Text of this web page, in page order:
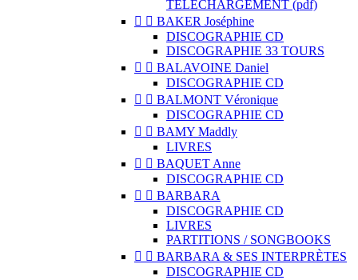
TÉLÉCHARGEMENT (pdf)
  BAKER Joséphine
DISCOGRAPHIE CD
DISCOGRAPHIE 33 TOURS
  BALAVOINE Daniel
DISCOGRAPHIE CD
  BALMONT Véronique
DISCOGRAPHIE CD
  BAMY Maddly
LIVRES
  BAQUET Anne
DISCOGRAPHIE CD
  BARBARA
DISCOGRAPHIE CD
LIVRES
PARTITIONS / SONGBOOKS
  BARBARA & SES INTERPRÈTES
DISCOGRAPHIE CD